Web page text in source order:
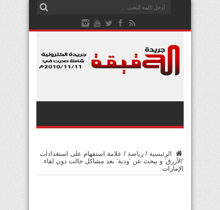
الرئيسية / رياضة / علامة استفهام على استعدادات
‘الأزرق’ و يبحث عن ‘ودية’ بعد مشاكل حالت دون لقاء
الإمارات